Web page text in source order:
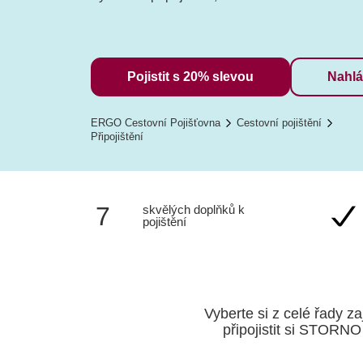
Pojistit s 20% slevou
ERGO Cestovní Pojišťovna
Cestovní pojištění
Připojištění
7
skvělých doplňků k
pojištění
Vyberte si z celé řady
připojistit si